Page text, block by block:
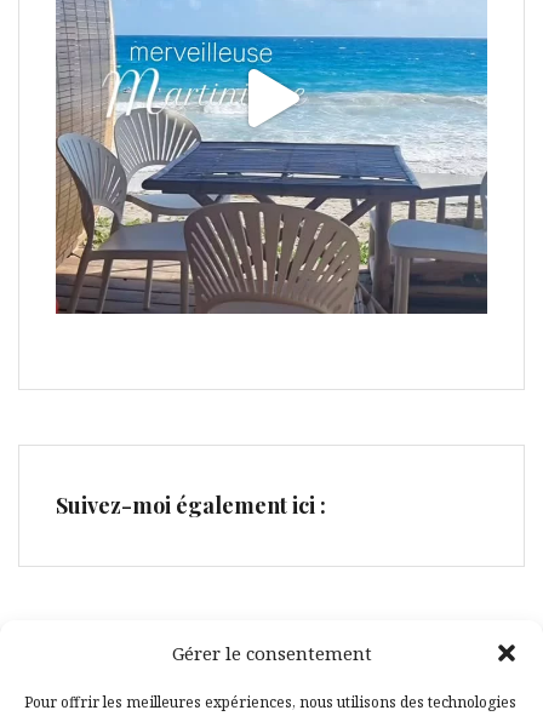
Gérer le consentement
Pour offrir les meilleures expériences, nous utilisons des technologies
Suivez-moi également ici :
Facebook
Pinterest